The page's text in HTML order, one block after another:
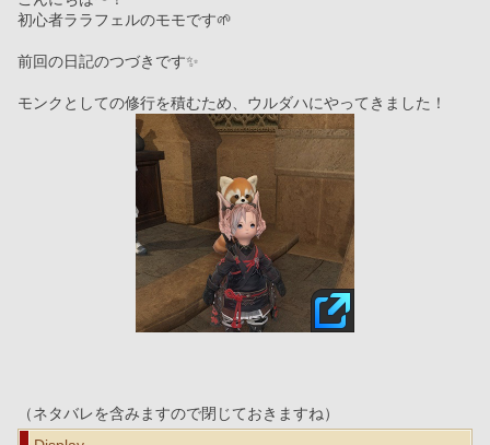
初心者ララフェルのモモです🌱
前回の日記のつづきです✨️
モンクとしての修行を積むため、ウルダハにやってきました！
（ネタバレを含みますので閉じておきますね）